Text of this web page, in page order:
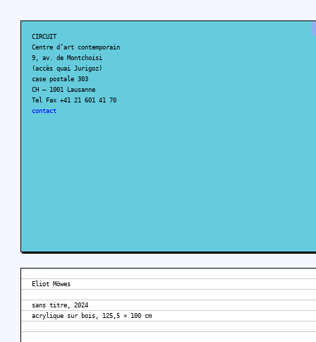
CIRCUIT
Centre d’art contemporain
9, av. de Montchoisi
(accès quai Jurigoz)
case postale 303
CH – 1001 Lausanne
Tel Fax +41 21 601 41 70
contact
Eliot Möwes
sans titre, 2024
acrylique sur bois, 125,5 × 100 cm